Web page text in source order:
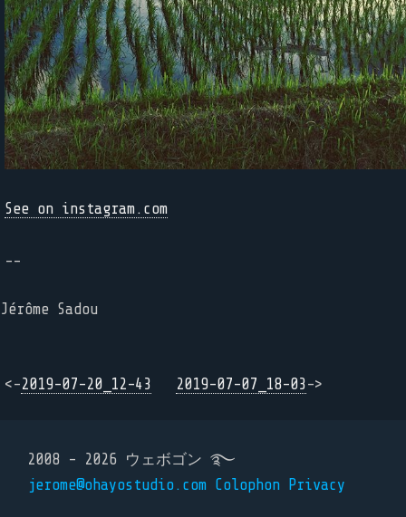
See on instagram.com
--
Jérôme Sadou
<-2019-07-20_12-43 2019-07-07_18-03->
2008 - 2026 ウェボゴン ࿐
jerome@ohayostudio.com Colophon Privacy